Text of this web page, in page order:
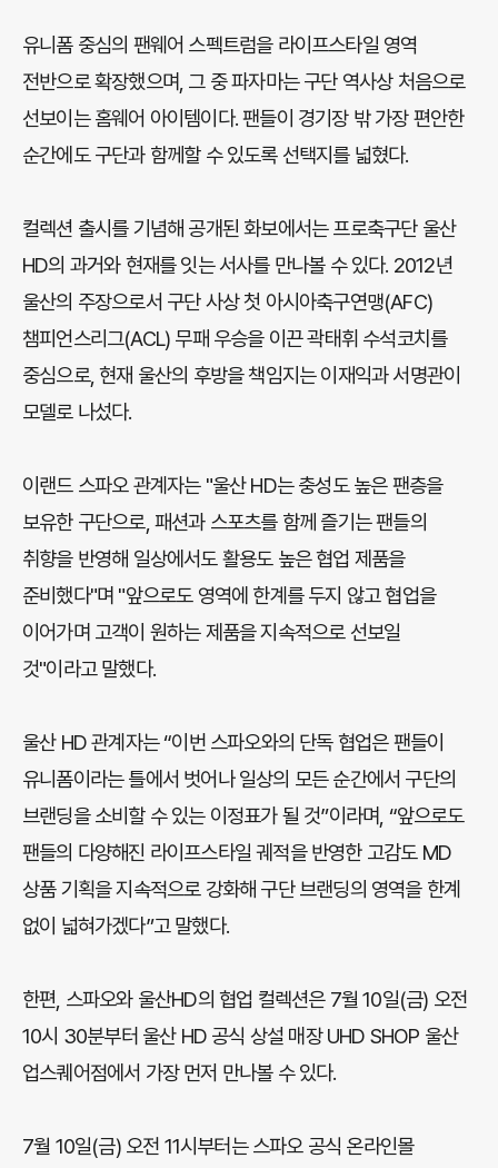
유니폼 중심의 팬웨어 스펙트럼을 라이프스타일 영역
전반으로 확장했으며, 그 중 파자마는 구단 역사상 처음으로
선보이는 홈웨어 아이템이다. 팬들이 경기장 밖 가장 편안한
순간에도 구단과 함께할 수 있도록 선택지를 넓혔다.
컬렉션 출시를 기념해 공개된 화보에서는 프로축구단 울산
HD의 과거와 현재를 잇는 서사를 만나볼 수 있다. 2012년
울산의 주장으로서 구단 사상 첫 아시아축구연맹(AFC)
챔피언스리그(ACL) 무패 우승을 이끈 곽태휘 수석코치를
중심으로, 현재 울산의 후방을 책임지는 이재익과 서명관이
모델로 나섰다.
이랜드 스파오 관계자는 "울산 HD는 충성도 높은 팬층을
보유한 구단으로, 패션과 스포츠를 함께 즐기는 팬들의
취향을 반영해 일상에서도 활용도 높은 협업 제품을
준비했다"며 "앞으로도 영역에 한계를 두지 않고 협업을
이어가며 고객이 원하는 제품을 지속적으로 선보일
것"이라고 말했다.
울산 HD 관계자는 “이번 스파오와의 단독 협업은 팬들이
유니폼이라는 틀에서 벗어나 일상의 모든 순간에서 구단의
브랜딩을 소비할 수 있는 이정표가 될 것”이라며, “앞으로도
팬들의 다양해진 라이프스타일 궤적을 반영한 고감도 MD
상품 기획을 지속적으로 강화해 구단 브랜딩의 영역을 한계
없이 넓혀가겠다”고 말했다.
한편, 스파오와 울산HD의 협업 컬렉션은 7월 10일(금) 오전
10시 30분부터 울산 HD 공식 상설 매장 UHD SHOP 울산
업스퀘어점에서 가장 먼저 만나볼 수 있다.
7월 10일(금) 오전 11시부터는 스파오 공식 온라인몰